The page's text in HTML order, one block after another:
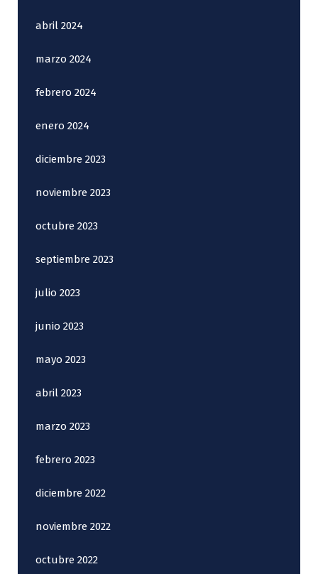
abril 2024
marzo 2024
febrero 2024
enero 2024
diciembre 2023
noviembre 2023
octubre 2023
septiembre 2023
julio 2023
junio 2023
mayo 2023
abril 2023
marzo 2023
febrero 2023
diciembre 2022
noviembre 2022
octubre 2022